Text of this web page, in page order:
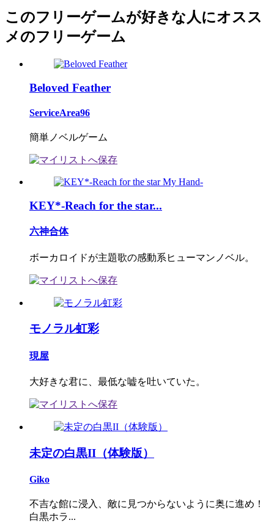
このフリーゲームが好きな人にオスス
メのフリーゲーム
Beloved Feather
ServiceArea96
簡単ノベルゲーム
KEY*-Reach for the star...
六神合体
ボーカロイドが主題歌の感動系ヒューマンノベル。
モノラル虹彩
現屋
大好きな君に、最低な嘘を吐いていた。
未定の白黒II（体験版）
Giko
不吉な館に浸入、敵に見つからないように奥に進め！
白黒ホラ...